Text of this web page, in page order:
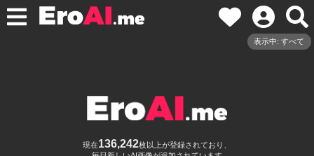
表示中: すべて
現在136,242枚以上が登録されており、